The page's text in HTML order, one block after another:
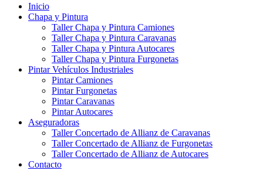
Inicio
Chapa y Pintura
Taller Chapa y Pintura Camiones
Taller Chapa y Pintura Caravanas
Taller Chapa y Pintura Autocares
Taller Chapa y Pintura Furgonetas
Pintar Vehículos Industriales
Pintar Camiones
Pintar Furgonetas
Pintar Caravanas
Pintar Autocares
Aseguradoras
Taller Concertado de Allianz de Caravanas
Taller Concertado de Allianz de Furgonetas
Taller Concertado de Allianz de Autocares
Contacto